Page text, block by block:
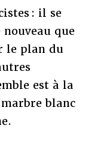
: il se
que
le plan du
est à la
blanc